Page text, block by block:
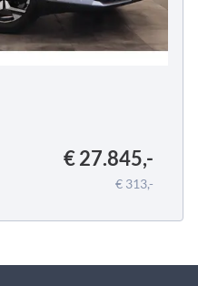
€ 27.845,-
€ 313,-